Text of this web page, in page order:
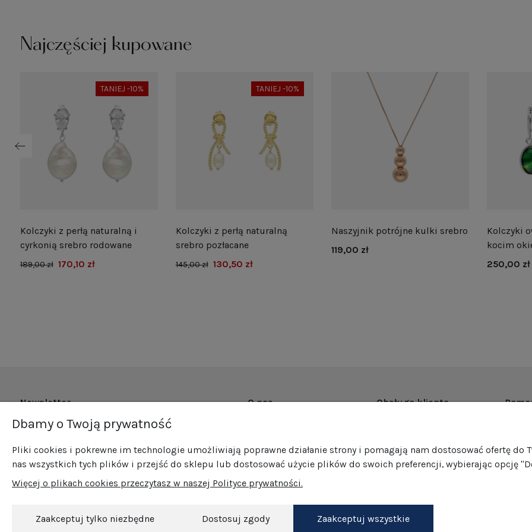
Najczęściej kupowane
TANIEJ -10%
Kolczyki z perłą naturalną i
cyrkonią srebro rodowane
189,00 zł 170,10 zł
TANIEJ -10%
Kolczyki z perłą naturalną
srebro pozłacane
145,00 zł 130,50 zł
Naszyjnik potrójne kulki srebro
119,00 zł
Kolczyki
kocim
250,00 zł
Newsletter
Zapisz się do naszego newslettera i bądź na
promocjami!
O nas
Promocje
Sprzedaż hurtowa
Blog
Obsługa klienta
Formy płatności
Jak pakujemy nasze produkty?
GPSR
Dbamy o Twoją prywatność
Pliki cookies i pokrewne im technologie umożliwiają poprawne działanie strony i pomagają nam dostosować ofertę do
nas wszystkich tych plików i przejść do sklepu lub dostosować użycie plików do swoich preferencji, wybierając opcję
Więcej o plikach cookies przeczytasz w naszej Polityce prywatności.
Zaakceptuj tylko niezbędne Dostosuj zgody Zaakceptuj wszystkie